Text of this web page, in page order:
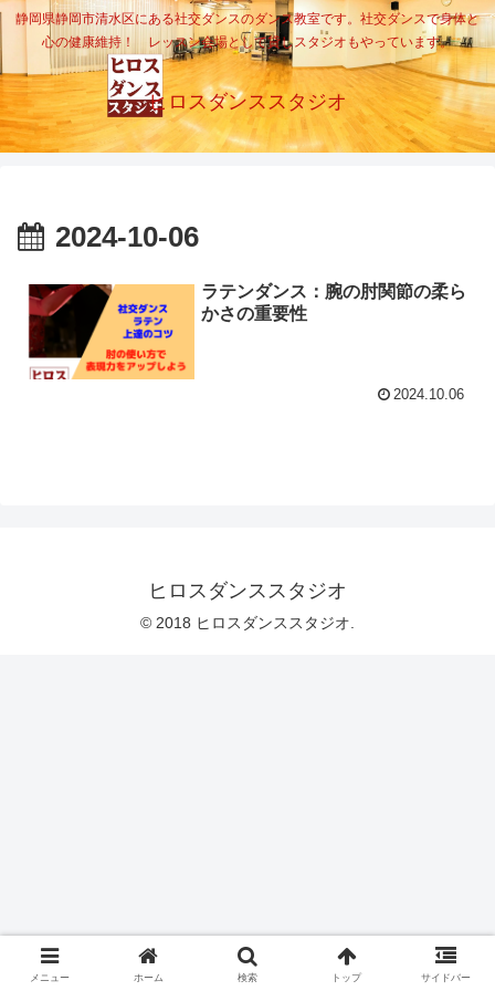
静岡県静岡市清水区にある社交ダンスのダンス教室です。社交ダンスで身体と
心の健康維持！ レッスン会場として貸しスタジオもやっています。
ヒロスダンススタジオ
2024-10-06
ラテンダンス：腕の肘関節の柔ら
かさの重要性
2024.10.06
ヒロスダンススタジオ
© 2018 ヒロスダンススタジオ.
メニュー ホーム 検索 トップ サイドバー